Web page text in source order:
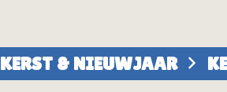
KERST & NIEUWJAAR